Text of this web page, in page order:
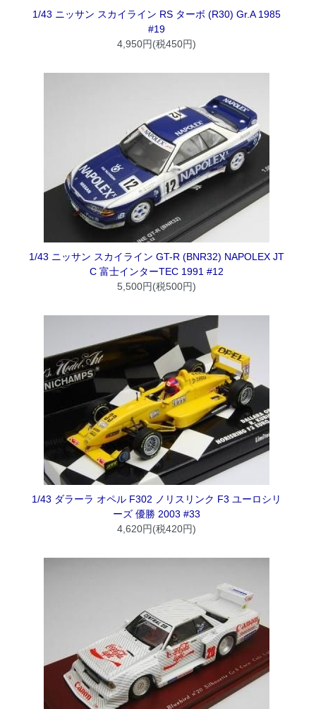
1/43 ニッサン スカイライン RS ターボ (R30) Gr.A 1985
#19
4,950円(税450円)
1/43 ニッサン スカイライン GT-R (BNR32) NAPOLEX JT
C 富士インターTEC 1991 #12
5,500円(税500円)
1/43 ダラーラ オペル F302 ノリスリンク F3 ユーロシリ
ーズ 優勝 2003 #33
4,620円(税420円)